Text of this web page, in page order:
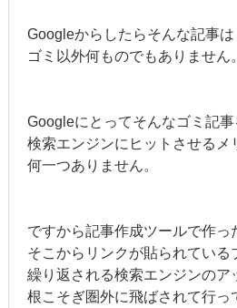
Googleからしたらそんな記事は
ゴミ以外何ものでもありません。
Googleにとってそんなゴミ記事
検索エンジンにヒットさせるメ
何一つありません。
ですから記事作成ツールで作っ
そこからリンクが貼られている
繰り返される検索エンジンのア
根こそぎ圏外に飛ばされて行っ